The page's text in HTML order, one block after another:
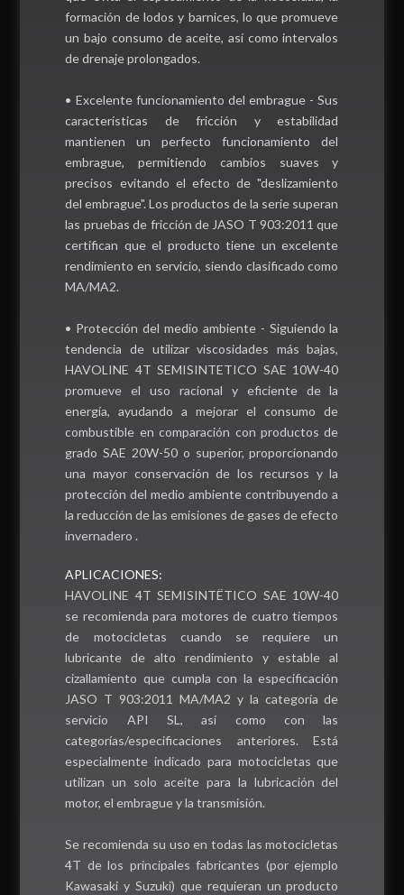
formación de lodos y barnices, lo que promueve
un bajo consumo de aceite, así como intervalos
de drenaje prolongados.
• Excelente funcionamiento del embrague - Sus
características de fricción y estabilidad
mantienen un perfecto funcionamiento del
embrague, permitiendo cambios suaves y
precisos evitando el efecto de "deslizamiento
del embrague". Los productos de la serie superan
las pruebas de fricción de JASO T 903:2011 que
certifican que el producto tiene un excelente
rendimiento en servicio, siendo clasificado como
MA/MA2.
• Protección del medio ambiente - Siguiendo la
tendencia de utilizar viscosidades más bajas,
HAVOLINE 4T SEMISINTETICO SAE 10W-40
promueve el uso racional y eficiente de la
energía, ayudando a mejorar el consumo de
combustible en comparación con productos de
grado SAE 20W-50 o superior, proporcionando
una mayor conservación de los recursos y la
protección del medio ambiente contribuyendo a
la reducción de las emisiones de gases de efecto
invernadero .
APLICACIONES:
HAVOLINE 4T SEMISINTËTICO SAE 10W-40
se recomienda para motores de cuatro tiempos
de motocicletas cuando se requiere un
lubricante de alto rendimiento y estable al
cizallamiento que cumpla con la especificación
JASO T 903:2011 MA/MA2 y la categoría de
servicio API SL, así como con las
categorías/especificaciones anteriores. Está
especialmente indicado para motocicletas que
utilizan un solo aceite para la lubricación del
motor, el embrague y la transmisión.
Se recomienda su uso en todas las motocicletas
4T de los principales fabricantes (por ejemplo
Kawasaki y Suzuki) que requieran un producto